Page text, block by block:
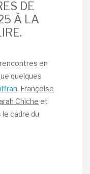
DE
À LA
en
quelques
, Françoise
Chiche et
le cadre du